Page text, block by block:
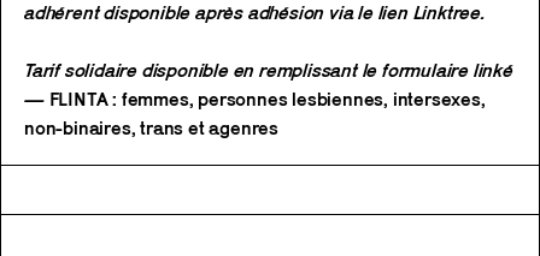
adhérent disponible après adhésion via le lien Linktree.
Tarif solidaire disponible en remplissant le formulaire linké
— FLINTA : femmes, personnes lesbiennes, intersexes,
non-binaires, trans et agenres